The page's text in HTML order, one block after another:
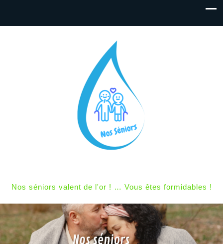
Nos séniors valent de l'or ! … Vous êtes formidables !